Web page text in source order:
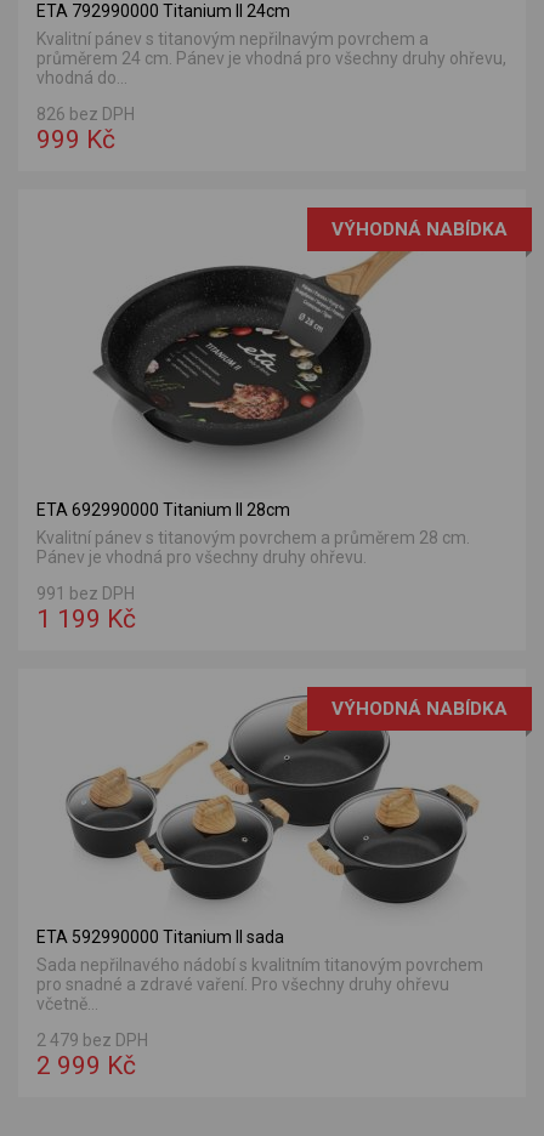
ETA 792990000 Titanium II 24cm
Kvalitní pánev s titanovým nepřilnavým povrchem a
průměrem 24 cm. Pánev je vhodná pro všechny druhy ohřevu,
vhodná do...
826 bez DPH
999 Kč
VÝHODNÁ NABÍDKA
ETA 692990000 Titanium II 28cm
Kvalitní pánev s titanovým povrchem a průměrem 28 cm.
Pánev je vhodná pro všechny druhy ohřevu.
991 bez DPH
1 199 Kč
VÝHODNÁ NABÍDKA
ETA 592990000 Titanium II sada
Sada nepřilnavého nádobí s kvalitním titanovým povrchem
pro snadné a zdravé vaření. Pro všechny druhy ohřevu
včetně...
2 479 bez DPH
2 999 Kč